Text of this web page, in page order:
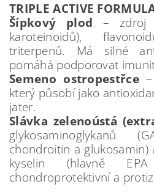
TRIPLE ACTIVE
Šípkový plod – zdroj
karoteinoidů),
triterpenů. Má silné
pomáhá podporovat
Semeno ostropestřce
který působí jako
jater.
Slávka zelenoústá
glykosaminoglykanů
chondroitin a glukosamin)
kyselin (hlavně
chondroprotektivní a